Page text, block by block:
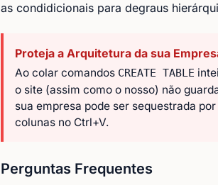
as condidicionais para degraus
Proteja a Arquitetura da sua
Ao colar comandos CREATE TABLE
o site (assim como o nosso) não
sua empresa pode ser sequestrada
colunas no Ctrl+V.
Perguntas Frequentes